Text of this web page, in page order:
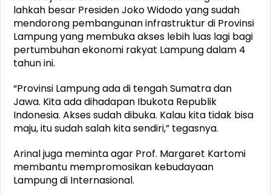
lahkah besar Presiden Joko Widodo yang sudah
mendorong pembangunan infrastruktur di Provinsi
Lampung yang membuka akses lebih luas lagi bagi
pertumbuhan ekonomi rakyat Lampung dalam 4
tahun ini.
“Provinsi Lampung ada di tengah Sumatra dan
Jawa. Kita ada dihadapan Ibukota Republik
Indonesia. Akses sudah dibuka. Kalau kita tidak bisa
maju, itu sudah salah kita sendiri,” tegasnya.
Arinal juga meminta agar Prof. Margaret Kartomi
membantu mempromosikan kebudayaan
Lampung di Internasional.